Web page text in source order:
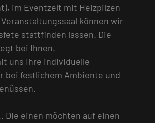
im Eventzelt mit Heizpilzen
können wir
stattfinden lassen. Die
bei Ihnen.
uns Ihre individuelle
bei festlichem Ambiente und
Die einen möchten auf einen